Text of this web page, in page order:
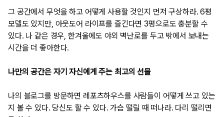
그 공간에서 무엇을 하고 어떻게 사용할 것인지 먼저 구상하라. 6평
모델도 있지만, 아웃도어 라이프를 즐긴다면 3평으로도 충분할 수
있다. 나 같은 경우, 한겨울에도 야외 벽난로를 두고 밖에서 보내는
시간을 더 좋아한다.
나만의 공간은 자기 자신에게 주는 최고의 선물
나의 블로그를 방문하면 레포츠하우스를 사람들이 어떻게 쓰고 있는
지 볼 수 있다. 당신도 할 수 있다. 가슴 떨릴 때 떠나라. 다리 떨리면